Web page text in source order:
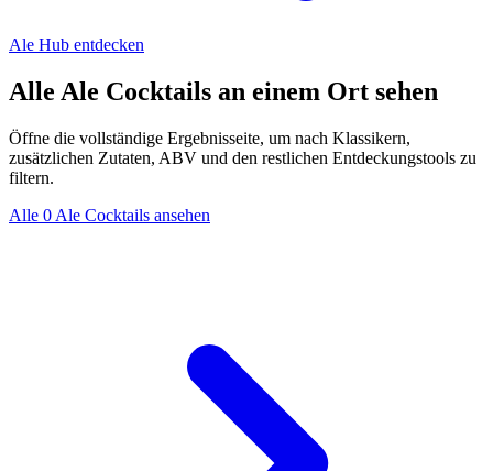
Ale Hub entdecken
Alle Ale Cocktails an einem Ort sehen
Öffne die vollständige Ergebnisseite, um nach Klassikern,
zusätzlichen Zutaten, ABV und den restlichen Entdeckungstools zu
filtern.
Alle 0 Ale Cocktails ansehen